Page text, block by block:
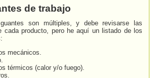
de trabajo
son múltiples, y debe revisarse las
cada producto, pero he aquí un listado de los
mecánicos.
térmicos (calor y/o fuego).